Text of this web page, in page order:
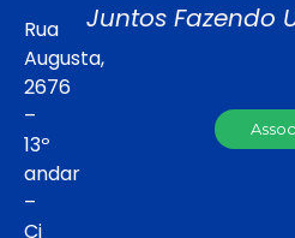
Rua
Augusta,
2676
–
13º
andar
–
Cj
Juntos Fazendo